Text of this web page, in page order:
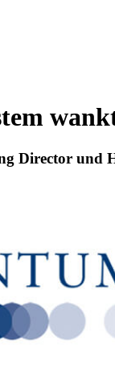
Director und